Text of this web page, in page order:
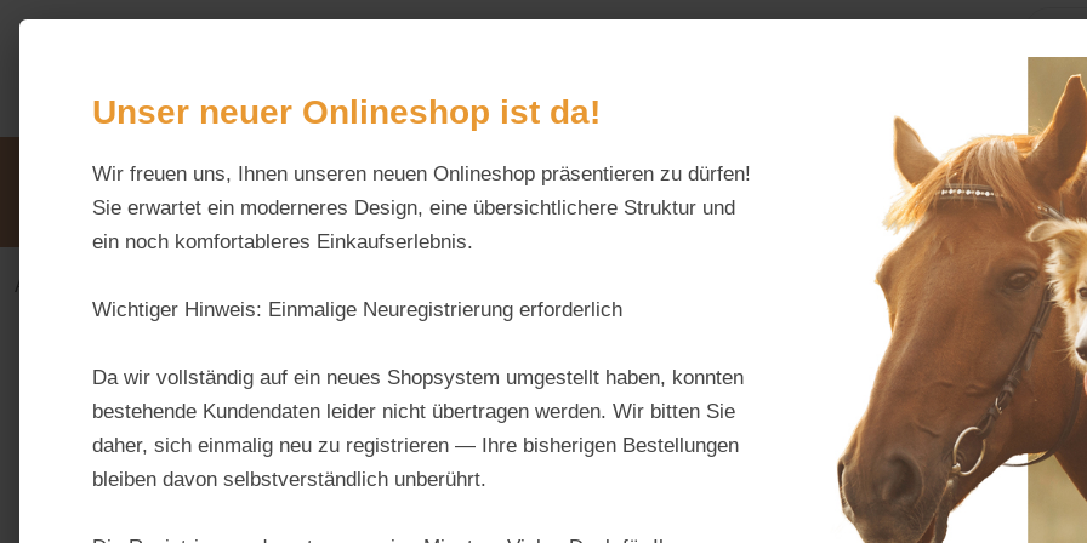
Hauptinhalt springen
Zur Suche springen
Alles fürs
Unsere VorteileBeratung via WhatsApp:
0176 / 99 66 31 80
Schreiben Sie uns:
info@tierfutter-fischer.de
Öffnungszeiten:
Mo–Fr: 9–18 Uhr ·
Alles fürs Pferd
Dr.
Pferd
Unser neuer Onlineshop ist da!
Wir freuen uns, Ihnen unseren neuen Onlineshop präsentieren zu dürfen!
Sie erwartet ein moderneres Design, eine übersichtlichere Struktur und
ein noch komfortableres Einkaufserlebnis.
Wichtiger Hinweis: Einmalige Neuregistrierung erforderlich
Da wir vollständig auf ein neues Shopsystem umgestellt haben, konnten
bestehende Kundendaten leider nicht übertragen werden. Wir bitten Sie
daher, sich einmalig neu zu registrieren — Ihre bisherigen Bestellungen
bleiben davon selbstverständlich unberührt.